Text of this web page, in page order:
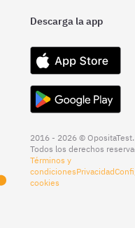
Descarga la app
2016 - 2026 © OpositaTest.
Todos los derechos
Términos y
condicionesPrivacidad
cookies